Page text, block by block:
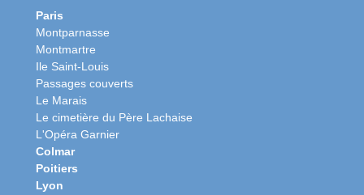
Paris
Montparnasse
Montmartre
Ile Saint-Louis
Passages couverts
Le Marais
Le cimetière du Père Lachaise
L'Opéra Garnier
Colmar
Poitiers
Lyon